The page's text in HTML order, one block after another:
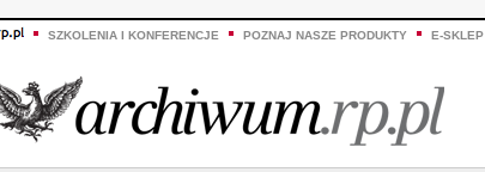
SZKOLENIA I KONFERENCJE POZNAJ NASZE PRODUKTY E-SKLEP